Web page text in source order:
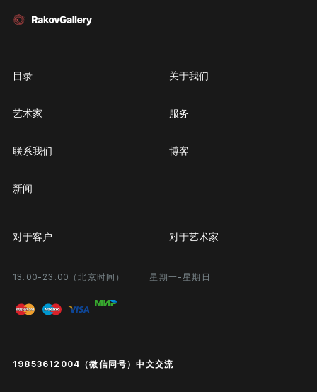
13.00-23.00（北京时间） 星期一-星期日
19853612004（微信同号）中文交流
目录
艺术家
联系我们
新闻
关于我们
服务
博客
对于客户
个人专区
问题和回答问题
Public offer
对于艺术家
合作
画廊展览